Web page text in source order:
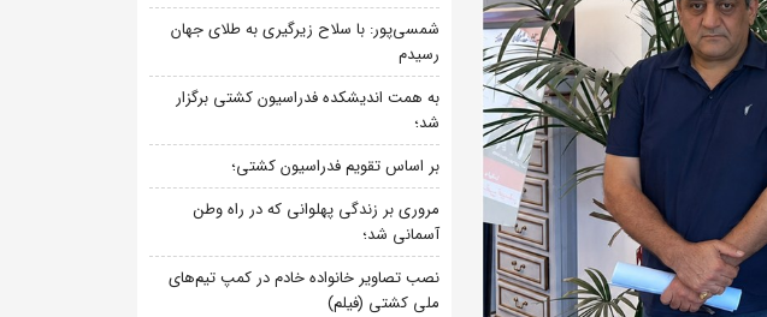
شمسی‌پور: با سلاح زیرگیری به طلای جهان
رسیدم
به همت اندیشکده فدراسیون کشتی برگزار
شد؛
بر اساس تقویم فدراسیون کشتی؛
مروری بر زندگی پهلوانی که در راه وطن
آسمانی شد؛
نصب تصاویر خانواده خادم در کمپ تیم‌های
ملی کشتی (فیلم)